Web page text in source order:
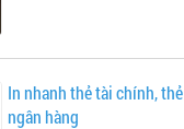
In nhanh thẻ tài chính, thẻ
ngân hàng